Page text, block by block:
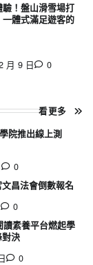
！盤山滑雪場打
體式滿足遊客的
月 9 日
0
看更多
院推出線上測
0
昌法會倒數報名
0
素養平台燃起學
決
0